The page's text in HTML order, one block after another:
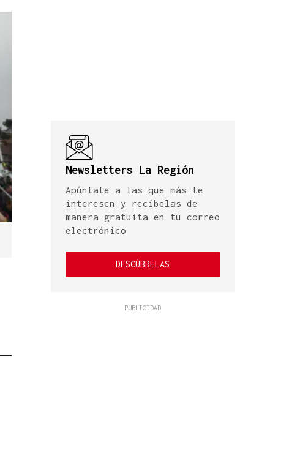
Newsletters La Región
Apúntate a las que más te
interesen y recíbelas de
manera gratuita en tu correo
electrónico
DESCÚBRELAS